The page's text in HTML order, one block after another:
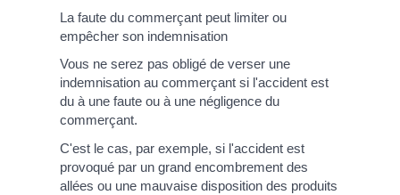
La faute du commerçant peut limiter ou
empêcher son indemnisation
Vous ne serez pas obligé de verser une
indemnisation au commerçant si l'accident est
du à une faute ou à une négligence du
commerçant.
C'est le cas, par exemple, si l'accident est
provoqué par un grand encombrement des
allées ou une mauvaise disposition des produits